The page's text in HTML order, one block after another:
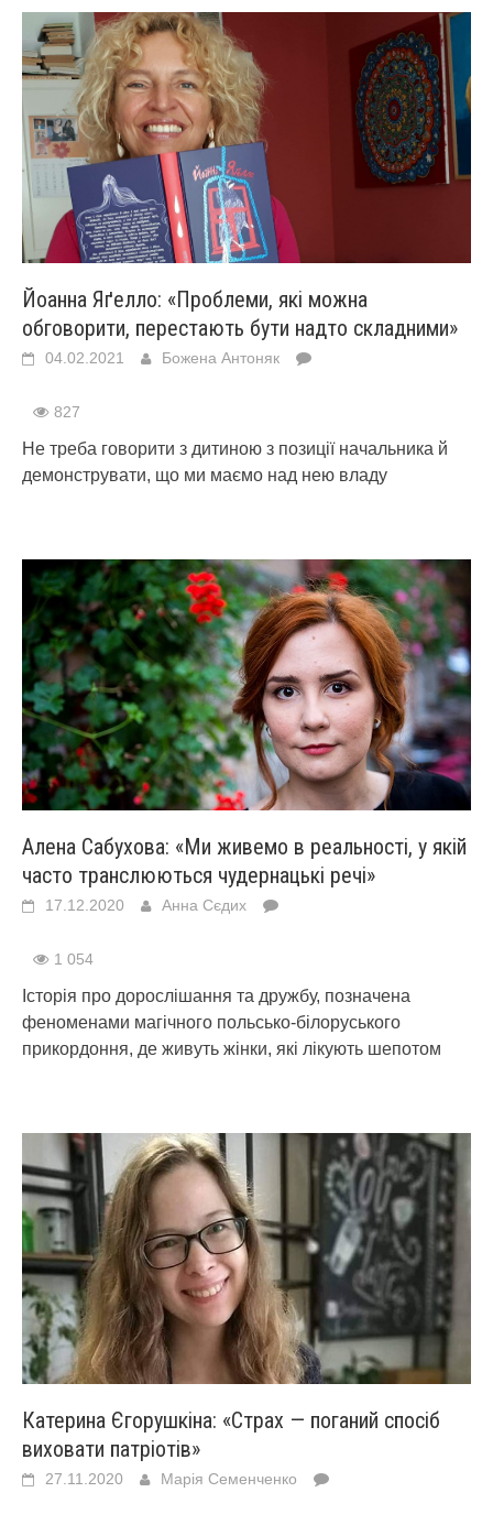
Йоанна Яґелло: «Проблеми, які можна
обговорити, перестають бути надто складними»
04.02.2021 Божена Антоняк
827
Не треба говорити з дитиною з позиції начальника й
демонструвати, що ми маємо над нею владу
Алена Сабухова: «Ми живемо в реальності, у якій
часто транслюються чудернацькі речі»
17.12.2020 Анна Сєдих
1 054
Історія про дорослішання та дружбу, позначена
феноменами магічного польсько-білоруського
прикордоння, де живуть жінки, які лікують шепотом
Катерина Єгорушкіна: «Страх — поганий спосіб
виховати патріотів»
27.11.2020 Марія Семенченко